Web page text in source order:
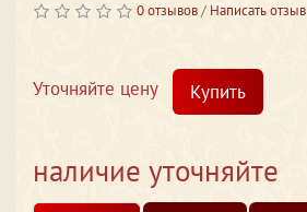
0 отзывов/ Написать отзыв
Уточняйте цену Купить
наличие уточняйте